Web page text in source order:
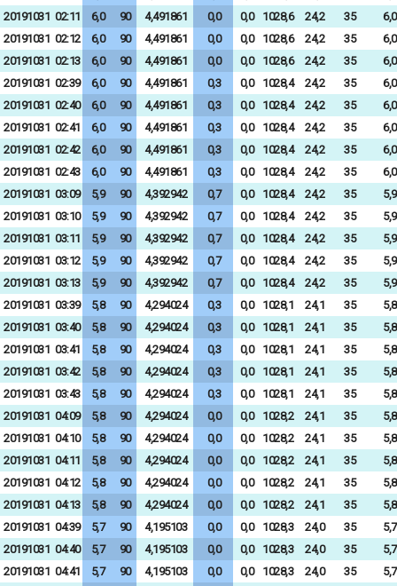
20191031 02:11 6,0 90 4,491861 0,0 0,0 1028,6 24,2 35
6,0
20191031 02:12 6,0 90 4,491861 0,0 0,0 1028,6 24,2 35
6,0
20191031 02:13 6,0 90 4,491861 0,0 0,0 1028,6 24,2 35
6,0
20191031 02:39 6,0 90 4,491861 0,3 0,0 1028,4 24,2 35
6,0
20191031 02:40 6,0 90 4,491861 0,3 0,0 1028,4 24,2 35
6,0
20191031 02:41 6,0 90 4,491861 0,3 0,0 1028,4 24,2 35
6,0
20191031 02:42 6,0 90 4,491861 0,3 0,0 1028,4 24,2 35
6,0
20191031 02:43 6,0 90 4,491861 0,3 0,0 1028,4 24,2 35
6,0
20191031 03:09 5,9 90 4,392942 0,7 0,0 1028,4 24,2 35
5,9
20191031 03:10 5,9 90 4,392942 0,7 0,0 1028,4 24,2 35
5,9
20191031 03:11 5,9 90 4,392942 0,7 0,0 1028,4 24,2 35
5,9
20191031 03:12 5,9 90 4,392942 0,7 0,0 1028,4 24,2 35
5,9
20191031 03:13 5,9 90 4,392942 0,7 0,0 1028,4 24,2 35
5,9
20191031 03:39 5,8 90 4,294024 0,3 0,0 1028,1 24,1 35
5,8
20191031 03:40 5,8 90 4,294024 0,3 0,0 1028,1 24,1 35
5,8
20191031 03:41 5,8 90 4,294024 0,3 0,0 1028,1 24,1 35
5,8
20191031 03:42 5,8 90 4,294024 0,3 0,0 1028,1 24,1 35
5,8
20191031 03:43 5,8 90 4,294024 0,3 0,0 1028,1 24,1 35
5,8
20191031 04:09 5,8 90 4,294024 0,0 0,0 1028,2 24,1 35
5,8
20191031 04:10 5,8 90 4,294024 0,0 0,0 1028,2 24,1 35
5,8
20191031 04:11 5,8 90 4,294024 0,0 0,0 1028,2 24,1 35
5,8
20191031 04:12 5,8 90 4,294024 0,0 0,0 1028,2 24,1 35
5,8
20191031 04:13 5,8 90 4,294024 0,0 0,0 1028,2 24,1 35
5,8
20191031 04:39 5,7 90 4,195103 0,0 0,0 1028,3 24,0 35
5,7
20191031 04:40 5,7 90 4,195103 0,0 0,0 1028,3 24,0 35
5,7
20191031 04:41 5,7 90 4,195103 0,0 0,0 1028,3 24,0 35
5,7